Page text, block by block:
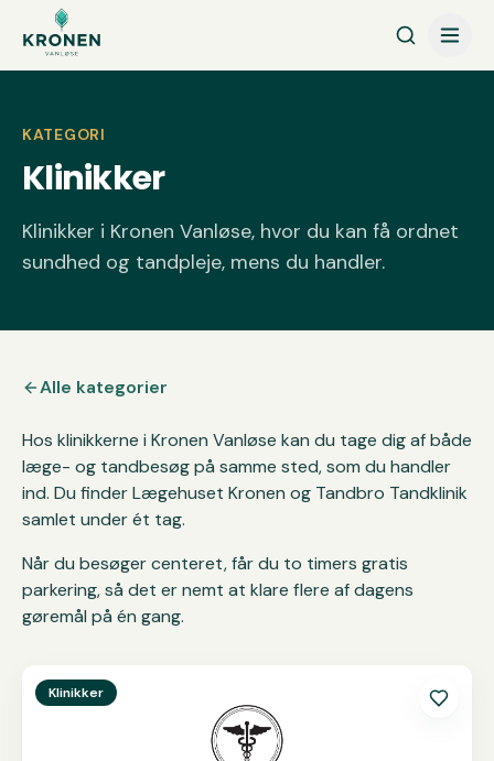
Spring til indhold
KATEGORI
Klinikker
Klinikker i Kronen Vanløse, hvor du kan få ordnet
sundhed og tandpleje, mens du handler.
Alle kategorier
Hos klinikkerne i Kronen Vanløse kan du tage dig af både
læge- og tandbesøg på samme sted, som du handler
ind. Du finder Lægehuset Kronen og Tandbro Tandklinik
samlet under ét tag.
Når du besøger centeret, får du to timers gratis
parkering, så det er nemt at klare flere af dagens
gøremål på én gang.
SeLægehuset Kronen
Klinikker